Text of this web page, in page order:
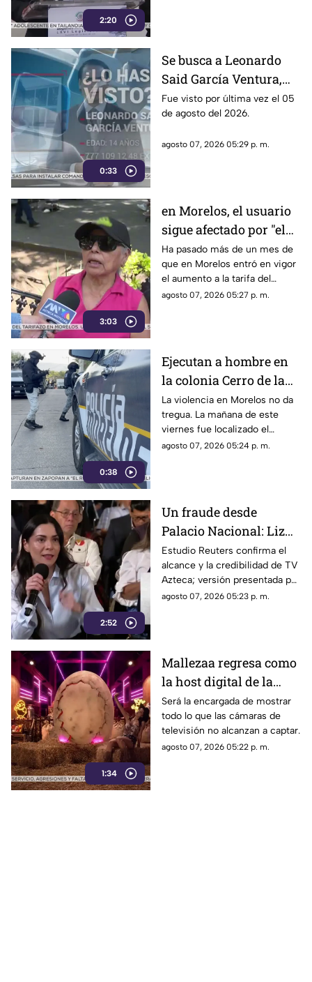
2:20
entre ellos Rubén Rocha y
Enrique Inzunza.
0:33
Se busca a Leonardo
Said García Ventura,
desaparecido en
Cuernavaca
Fue visto por última vez el 05
de agosto del 2026.
agosto 07, 2026 05:29 p. m.
3:03
en Morelos, el usuario
sigue afectado por "el
tarifazo"
Ha pasado más de un mes de
que en Morelos entró en vigor
el aumento a la tarifa del
transporte público. Un mes,
al interior de las unidades.
agosto 07, 2026 05:27 p. m.
0:38
Ejecutan a hombre en
la colonia Cerro de la
Corona
La violencia en Morelos no da
tregua. La mañana de este
viernes fue localizado el
cuerpo de un hombre con
agosto 07, 2026 05:24 p. m.
2:52
Un fraude desde
Palacio Nacional: Liz
Vilchis intentó
desvirtuar estudio de
Reuters sobre la
credibilidad de TV
Estudio Reuters confirma el
alcance y la credibilidad de TV
Azteca; versión presentada por
Liz Vilchis fue cuestionada al
agosto 07, 2026 05:23 p. m.
1:34
Mallezaa regresa como
la host digital de la
segunda temporada de
La Granja VIP
Será la encargada de mostrar
todo lo que las cámaras de
televisión no alcanzan a captar.
agosto 07, 2026 05:22 p. m.